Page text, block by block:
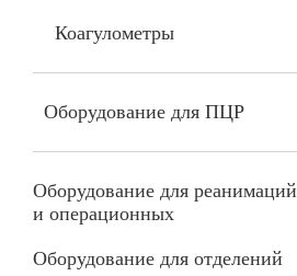
Коагулометры
Оборудование для ПЦР
Оборудование для реанимаций
и операционных
Оборудование для отделений